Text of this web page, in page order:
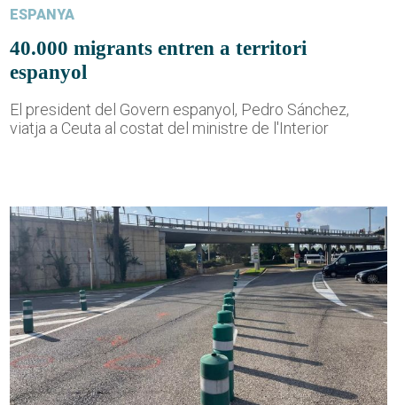
ESPANYA
40.000 migrants entren a territori
espanyol
El president del Govern espanyol, Pedro Sánchez,
viatja a Ceuta al costat del ministre de l'Interior